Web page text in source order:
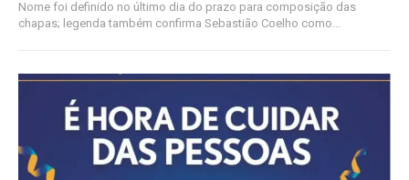
Nome foi definido no último dia do prazo para composição das
chapas; legenda também confirma Sebastião Coelho como...